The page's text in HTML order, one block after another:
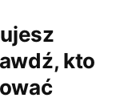
kto